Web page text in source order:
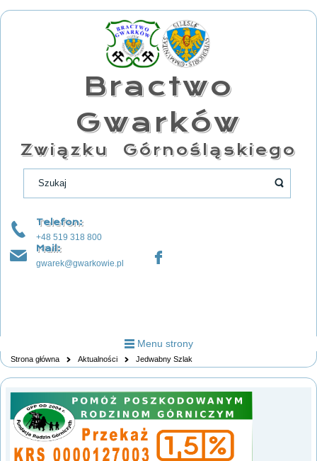
Bractwo
Gwarków
Związku Górnośląskiego
Telefon:
+48 519 318 800
Mail:
gwarek@gwarkowie.pl
Menu strony
Strona główna Aktualności Jedwabny Szlak